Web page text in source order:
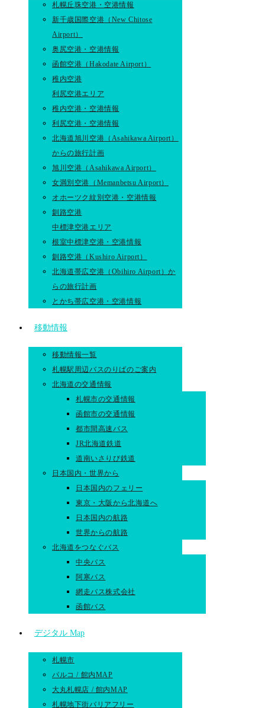
札幌丘珠空港・空港情報
新千歳国際空港（New Chitose
Airport）
奥尻空港・空港情報
函館空港（Hakodate Airport）
稚内空港
利尻空港エリア
稚内空港・空港情報
利尻空港・空港情報
北海道旭川空港（Asahikawa Airport）
からの旅行計画
旭川空港（Asahikawa Airport）
女満別空港（Memanbetsu Airport）
オホーツク紋別空港・空港情報
釧路空港
中標津空港エリア
根室中標津空港・空港情報
釧路空港（Kushiro Airport）
北海道帯広空港（Obihiro Airport）か
らの旅行計画
とかち帯広空港・空港情報
移動情報
移動情報一覧
札幌駅周辺バスのりばのご案内
北海道の交通情報
札幌市の交通情報
函館市の交通情報
都市間高速バス
JR北海道鉄道
道南いさりび鉄道
日本国内・世界から
日本国内のフェリー
東京・大阪から北海道へ
日本国内の航路
世界からの航路​
北海道をつなぐバス
中央バス
阿寒バス
網走バス株式会社
函館バス
デジタル Map
札幌市
パルコ / 館内MAP
大丸札幌店 / 館内MAP
札幌地下街バリアフリー